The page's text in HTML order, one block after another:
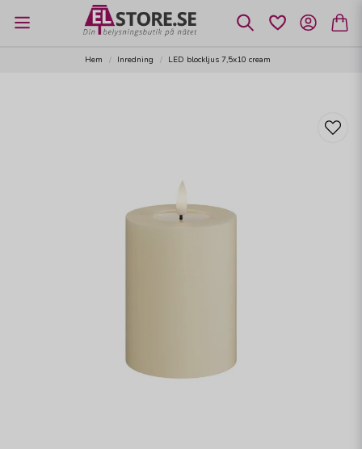
Hem Inredning LED blockljus 7,5x10 cream